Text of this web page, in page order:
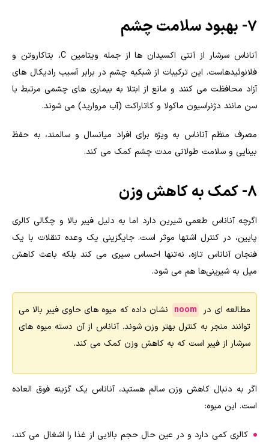
۷- بهبود سلامت چشم
آناناس سرشار از آنتی اکسیدان ها از جمله ویتامین C، بتاکاروتن و
فلانوئیدهاست. این ترکیبات از شبکیه چشم در برابر آسیب رادیکال های
آزاد محافظت می کنند و مانع از ابتلا به بیماری های چشمی مرتبط با
سن مانند دژنراسیون ماکولا و کاتاراکت (آب مروارید) می شوند.
مصرف منظم آناناس به ویژه برای افراد میانسال و سالمند، به حفظ
بینایی و سلامت طولانی مدت چشم کمک می کند.
۸- کمک به کاهش وزن
اگرچه آناناس طعمی شیرین دارد اما به دلیل فیبر بالا و چگالی کالری
پایین، در کنترل اشتها موثر است. جایگزینی یک وعده تنقلات با یک
فنجان آناناس تازه، نه‌تنها احساس سیری می کند بلکه باعث کاهش
میل به شیرینی‌ها هم می شود.
مطالعه ای در noom نشان داده که میوه های حاوی فیبر بالا می
توانند منجر به کنترل بهتر وزن شوند. آناناس از آن دسته میوه های
سرشار از فیبر است که به کاهش وزن کمک می کند.
اگر به دنبال کاهش وزن سالم هستید، آناناس یک گزینه فوق العاده
است. این میوه:
کالری کمی دارد و در عین حال حجم بالایی از غذا را اشغال می کند،